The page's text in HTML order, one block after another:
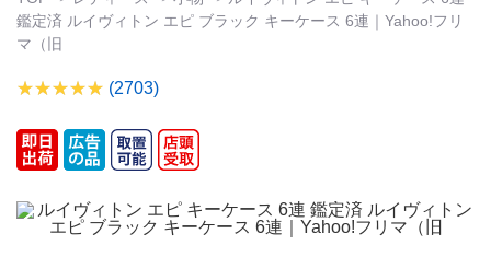
鑑定済 ルイヴィトン エピ ブラック キーケース 6連｜Yahoo!フリ
マ（旧
(2703)